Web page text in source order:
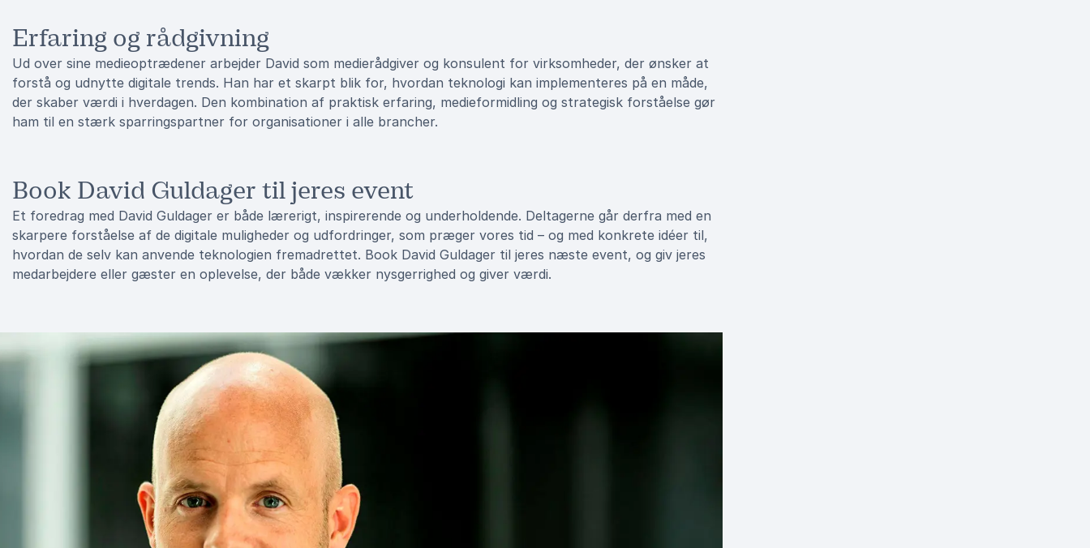
Erfaring og rådgivning
Ud over sine medieoptrædener arbejder David som medierådgiver og konsulent for virksomheder, der ønsker at
forstå og udnytte digitale trends. Han har et skarpt blik for, hvordan teknologi kan implementeres på en måde,
der skaber værdi i hverdagen. Den kombination af praktisk erfaring, medieformidling og strategisk forståelse gør
ham til en stærk sparringspartner for organisationer i alle brancher.
Book David Guldager til jeres event
Et foredrag med David Guldager er både lærerigt, inspirerende og underholdende. Deltagerne går derfra med en
skarpere forståelse af de digitale muligheder og udfordringer, som præger vores tid – og med konkrete idéer til,
hvordan de selv kan anvende teknologien fremadrettet. Book David Guldager til jeres næste event, og giv jeres
medarbejdere eller gæster en oplevelse, der både vækker nysgerrighed og giver værdi.